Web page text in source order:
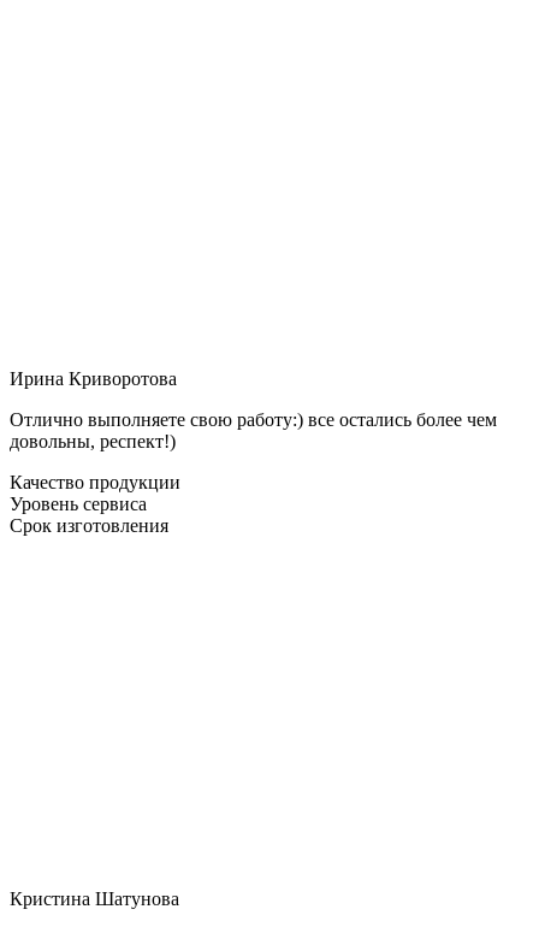
Ирина Криворотова
Отлично выполняете свою работу:) все остались более чем
довольны, респект!)
Качество продукции
Уровень сервиса
Срок изготовления
Кристина Шатунова